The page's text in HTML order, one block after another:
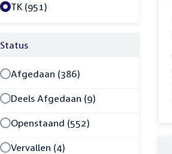
TK (951)
Status
Afgedaan (386)
Deels Afgedaan (9)
Openstaand (552)
Vervallen (4)